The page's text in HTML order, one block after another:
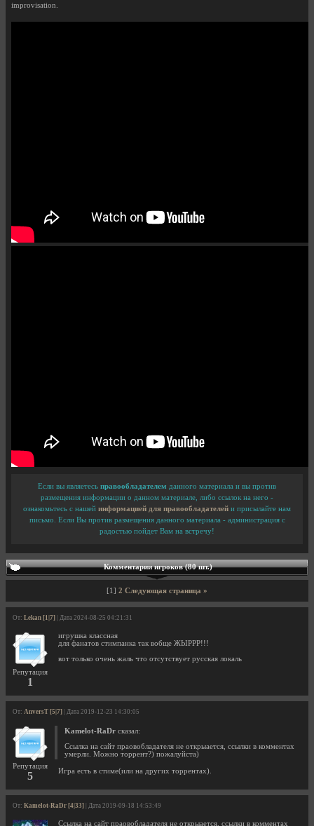
improvisation.
Если вы являетесь правообладателем данного материала и вы против
размещения информации о данном материале, либо ссылок на него -
ознакомьтесь с нашей информацией для правообладателей и присылайте нам
письмо. Если Вы против размещения данного материала - администрация с
радостью пойдет Вам на встречу!
Комментарии игроков (80 шт.)
[1] 2 Следующая страница »
От: Lekan [1|7] | Дата 2024-08-25 04:21:31
Репутация
1
игрушка классная
для фанатов стимпанка так вобще ЖЫРРР!!!
вот только очень жаль что отсутствует русская локаль
От: AnversT [5|7] | Дата 2019-12-23 14:30:05
Репутация
5
Kamelot-RaDr сказал:
Ссылка на сайт праовобладателя не открыается, ссылки в комментах
умерли. Можно торрент?) пожалуйста)
Игра есть в стиме(или на других торрентах).
От: Kamelot-RaDr [4|33] | Дата 2019-09-18 14:53:49
Ссылка на сайт праовобладателя не открыается, ссылки в комментах